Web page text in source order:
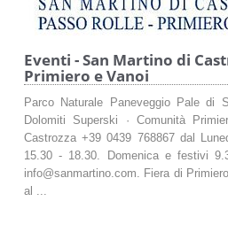
Eventi - San Martino di
Primiero e Vanoi
Parco Naturale Paneveggio Pale di
Dolomiti Superski · Comunità
Castrozza +39 0439 768867 dal
15.30 - 18.30. Domenica e festivi
info@sanmartino.com. Fiera di
al ...